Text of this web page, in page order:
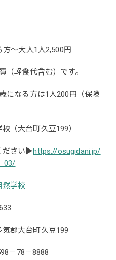
大人1人2,500円
代含む）です。
方は1人200円（保険
（大台町久豆199）
ださい▶https://osugidani.jp/
然学校
町久豆199
－8888